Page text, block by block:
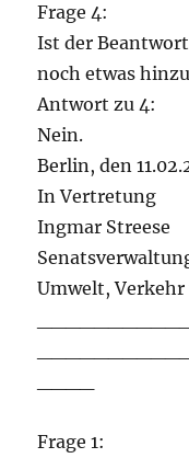
Frage 4:
Ist der
noch etwas
Antwort zu 4:
Nein.
Berlin, den
In Vertretung
Ingmar Streese
Umwelt,
Frage 1: